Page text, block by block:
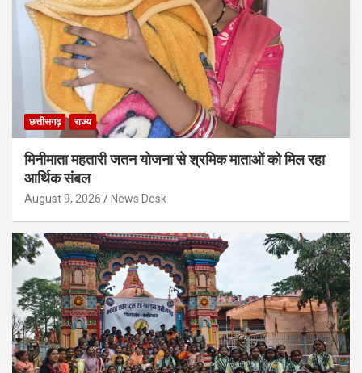
छत्तीसगढ़ राज्य
मिनीमाता महतारी जतन योजना से श्रमिक माताओं को मिल रहा
आर्थिक संबल
August 9, 2026 News Desk